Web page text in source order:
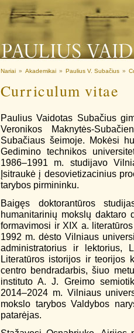
Nariai » Akademikai » Paulius V. Subačius »
Curriculum vitae
Paulius Vaidotas Subačius
Veronikos Maknytės-
Subačiaus šeimoje. Mokėsi
Gedimino technikos
1986–1991 m. studijavo
Įsitraukė į desovietizacinius
tarybos pirmininku.
Baigęs doktorantūros
humanitarinių mokslų daktaro
formavimosi ir XIX a.
1992 m. dėsto Vilniaus
administratorius ir lektorius,
Literatūros istorijos ir teorijos
centro bendradarbis, šiuo
instituto A. J. Greimo
2014–2024 m. Vilniaus
mokslo tarybos Valdybos
patarėjas.